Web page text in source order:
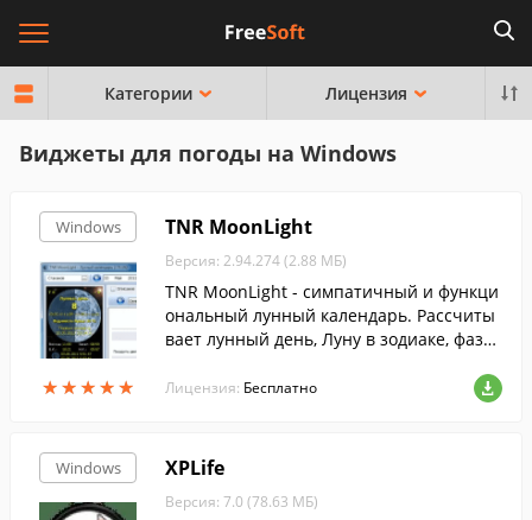
Категории Лицензия
Виджеты для погоды на Windows
Windows
★★★★★
★★★★★
TNR MoonLight
Версия: 2.94.274 (2.88 МБ)
TNR MoonLight - симпатичный и функци
ональный лунный календарь. Рассчиты
вает лунный день, Луну в зодиаке, фазу
ку дня, лунный гороскоп человека
Лицензия: Бесплатно
Windows XPLife
Версия: 7.0 (78.63 МБ)